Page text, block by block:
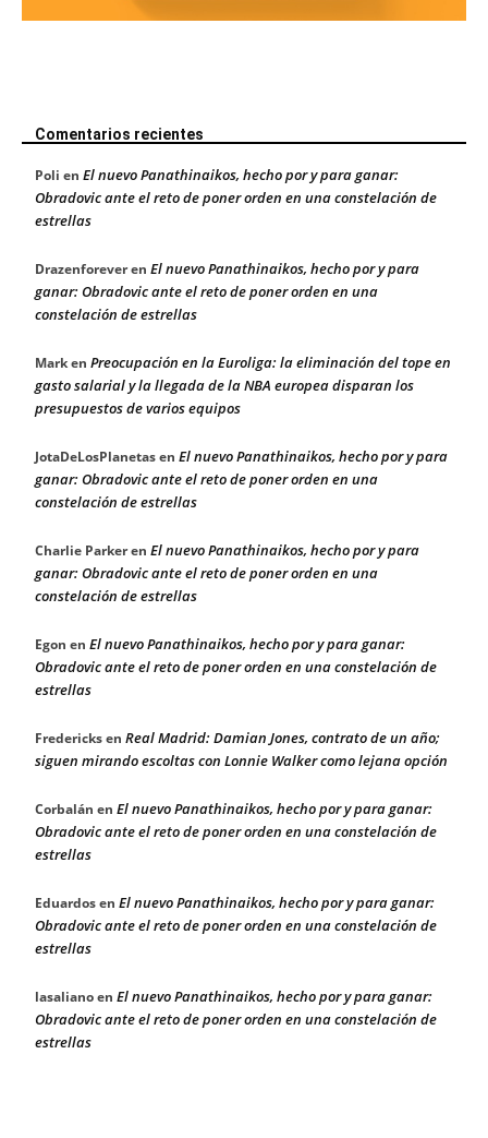
Comentarios recientes
Poli en El nuevo Panathinaikos, hecho por y para ganar:
Obradovic ante el reto de poner orden en una constelación de
estrellas
Drazenforeveren El nuevo Panathinaikos, hecho por y para
ganar: Obradovic ante el reto de poner orden en una
constelación de estrellas
Marken Preocupación en la Euroliga: la eliminación del tope en
gasto salarial y la llegada de la NBA europea disparan los
presupuestos de varios equipos
JotaDeLosPlanetasen El nuevo Panathinaikos, hecho por y para
ganar: Obradovic ante el reto de poner orden en una
constelación de estrellas
Charlie Parkeren El nuevo Panathinaikos, hecho por y para
ganar: Obradovic ante el reto de poner orden en una
constelación de estrellas
Egon en El nuevo Panathinaikos, hecho por y para ganar:
Obradovic ante el reto de poner orden en una constelación de
estrellas
Fredericksen Real Madrid: Damian Jones, contrato de un año;
siguen mirando escoltas con Lonnie Walker como lejana opción
Corbalán en El nuevo Panathinaikos, hecho por y para ganar:
Obradovic ante el reto de poner orden en una constelación de
estrellas
Eduardosen El nuevo Panathinaikos, hecho por y para ganar:
Obradovic ante el reto de poner orden en una constelación de
estrellas
lasalianoen El nuevo Panathinaikos, hecho por y para ganar:
Obradovic ante el reto de poner orden en una constelación de
estrellas